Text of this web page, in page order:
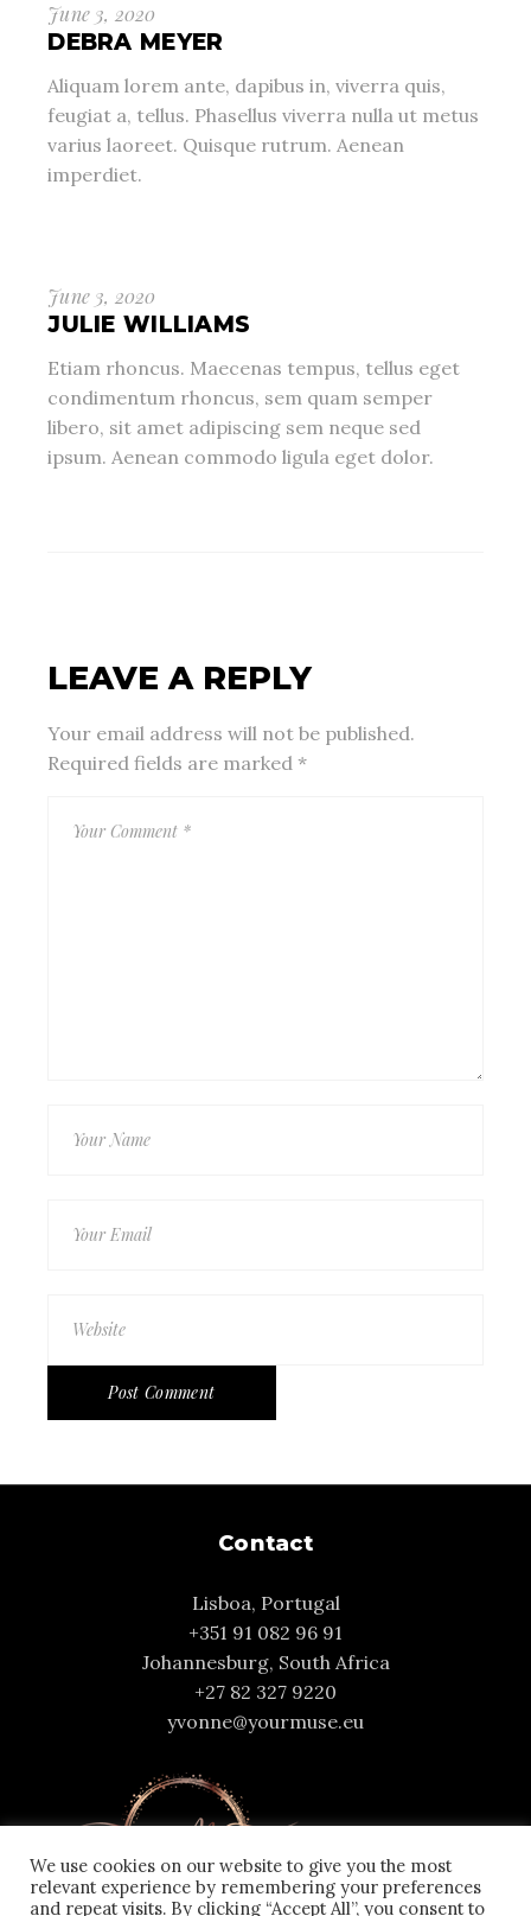
June 3, 2020
DEBRA MEYER
Aliquam lorem ante, dapibus in, viverra quis,
feugiat a, tellus. Phasellus viverra nulla ut metus
varius laoreet. Quisque rutrum. Aenean
imperdiet.
June 3, 2020
JULIE WILLIAMS
Etiam rhoncus. Maecenas tempus, tellus eget
condimentum rhoncus, sem quam semper
libero, sit amet adipiscing sem neque sed
ipsum. Aenean commodo ligula eget dolor.
LEAVE A REPLY
Your email address will not be published.
Required fields are marked*
Post Comment
Contact
Lisboa, Portugal
+351 91 082 96 91
Johannesburg, South Africa
+27 82 327 9220
yvonne@yourmuse.eu
We use cookies on our website to give you the most
relevant experience by remembering your preferences
and repeat visits. By clicking “Accept All”, you consent to